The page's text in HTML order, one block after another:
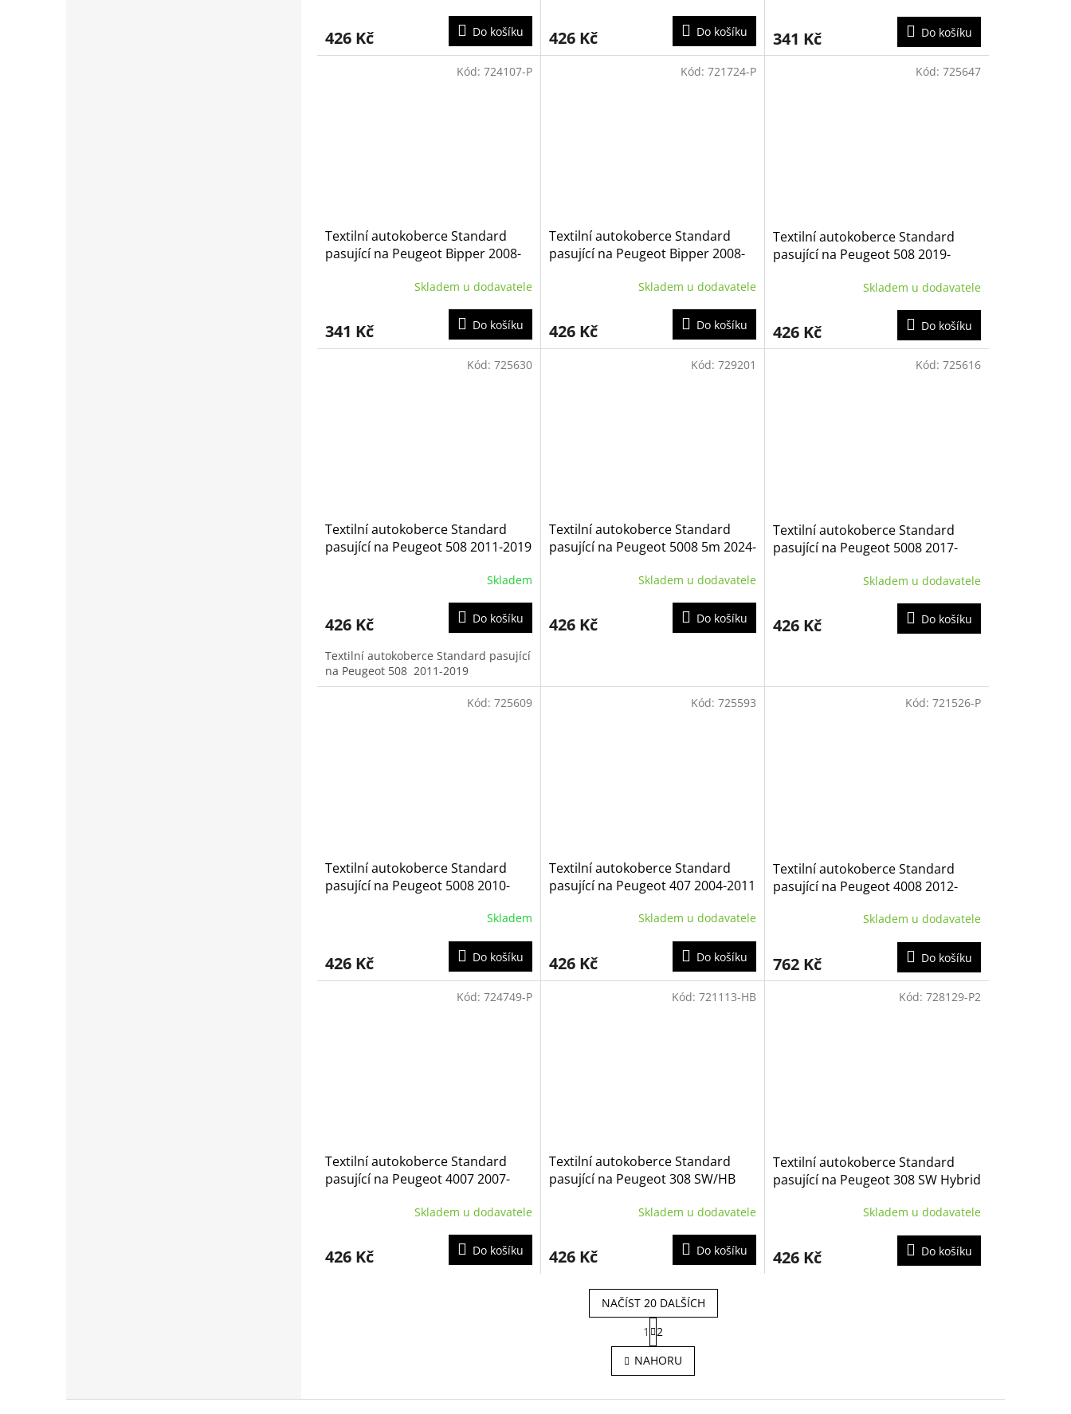
426 Kč Do košíku 426 Kč Do košíku 341 Kč Do košíku
Textilní autokoberce Standard
pasující na Peugeot Bipper 2008-
Skladem u dodavatele
341 Kč Do košíku
Kód: 724107-P
Textilní autokoberce Standard
pasující na Peugeot Bipper 2008-
Skladem u dodavatele
426 Kč Do košíku
Kód: 721724-P
Textilní autokoberce Standard
pasující na Peugeot 508 2019-
Skladem u dodavatele
426 Kč Do košíku
Kód: 725647
Textilní autokoberce Standard
pasující na Peugeot 508 2011-2019
Skladem
426 Kč Do košíku
Textilní autokoberce Standard pasující
na Peugeot 508 2011-2019
Kód: 725630
Textilní autokoberce Standard
pasující na Peugeot 5008 5m 2024-
Skladem u dodavatele
426 Kč Do košíku
Kód: 729201
Textilní autokoberce Standard
pasující na Peugeot 5008 2017-
Skladem u dodavatele
426 Kč Do košíku
Kód: 725616
Textilní autokoberce Standard
pasující na Peugeot 5008 2010-
Skladem
426 Kč Do košíku
Kód: 725609
Textilní autokoberce Standard
pasující na Peugeot 407 2004-2011
Skladem u dodavatele
426 Kč Do košíku
Kód: 725593
Textilní autokoberce Standard
pasující na Peugeot 4008 2012-
Skladem u dodavatele
762 Kč Do košíku
Kód: 721526-P
Textilní autokoberce Standard
pasující na Peugeot 4007 2007-
Skladem u dodavatele
426 Kč Do košíku
Kód: 724749-P
Textilní autokoberce Standard
pasující na Peugeot 308 SW/HB
Skladem u dodavatele
426 Kč Do košíku
Kód: 721113-HB
Textilní autokoberce Standard
pasující na Peugeot 308 SW Hybrid
Skladem u dodavatele
426 Kč Do košíku
Kód: 728129-P2
O
v
l
d
NAČÍST 20 DALŠÍCH
S
t
r
á
n
o
1
2
NAHORU